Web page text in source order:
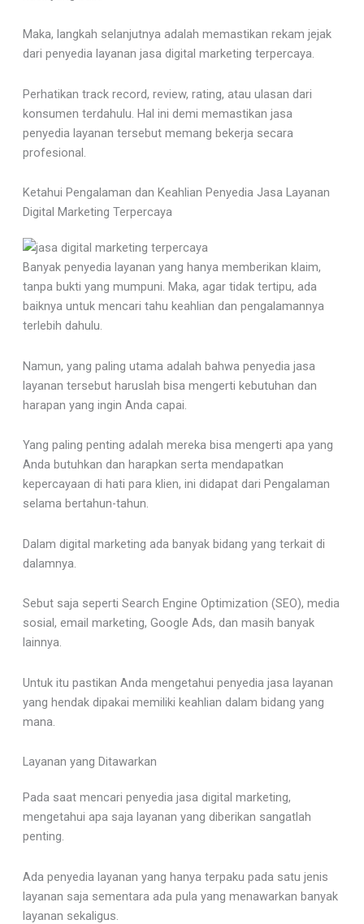
Maka, langkah selanjutnya adalah memastikan rekam jejak
dari penyedia layanan jasa digital marketing terpercaya.
Perhatikan track record, review, rating, atau ulasan dari
konsumen terdahulu. Hal ini demi memastikan jasa
penyedia layanan tersebut memang bekerja secara
profesional.
Ketahui Pengalaman dan Keahlian Penyedia Jasa Layanan
Digital Marketing Terpercaya
Banyak penyedia layanan yang hanya memberikan klaim,
tanpa bukti yang mumpuni. Maka, agar tidak tertipu, ada
baiknya untuk mencari tahu keahlian dan pengalamannya
terlebih dahulu.
Namun, yang paling utama adalah bahwa penyedia jasa
layanan tersebut haruslah bisa mengerti kebutuhan dan
harapan yang ingin Anda capai.
Yang paling penting adalah mereka bisa mengerti apa yang
Anda butuhkan dan harapkan serta mendapatkan
kepercayaan di hati para klien, ini didapat dari Pengalaman
selama bertahun-tahun.
Dalam digital marketing ada banyak bidang yang terkait di
dalamnya.
Sebut saja seperti Search Engine Optimization (SEO), media
sosial, email marketing, Google Ads, dan masih banyak
lainnya.
Untuk itu pastikan Anda mengetahui penyedia jasa layanan
yang hendak dipakai memiliki keahlian dalam bidang yang
mana.
Layanan yang Ditawarkan
Pada saat mencari penyedia jasa digital marketing,
mengetahui apa saja layanan yang diberikan sangatlah
penting.
Ada penyedia layanan yang hanya terpaku pada satu jenis
layanan saja sementara ada pula yang menawarkan banyak
layanan sekaligus.